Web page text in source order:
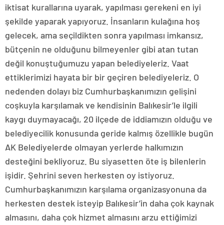
iktisat kurallarına uyarak, yapılması gerekeni en iyi
şekilde yaparak yapıyoruz. İnsanların kulağına hoş
gelecek, ama seçildikten sonra yapılması imkansız,
bütçenin ne olduğunu bilmeyenler gibi atan tutan
değil konuştuğumuzu yapan belediyeleriz. Vaat
ettiklerimizi hayata bir bir geçiren belediyeleriz. O
nedenden dolayı biz Cumhurbaşkanımızın gelişini
coşkuyla karşılamak ve kendisinin Balıkesir’le ilgili
kaygı duymayacağı, 20 ilçede de iddiamızın olduğu ve
belediyecilik konusunda geride kalmış özellikle bugün
AK Belediyelerde olmayan yerlerde halkımızın
desteğini bekliyoruz. Bu siyasetten öte iş bilenlerin
işidir. Şehrini seven herkesten oy istiyoruz.
Cumhurbaşkanımızın karşılama organizasyonuna da
herkesten destek isteyip Balıkesir’in daha çok kaynak
almasını, daha çok hizmet almasını arzu ettiğimizi